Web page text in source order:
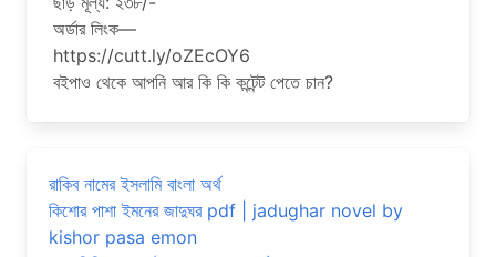
অর্ডার লিংক—
https://cutt.ly/oZEcOY6
বইপাও থেকে আপনি আর কি কি কন্টেন্ট পেতে চান?
রাকিব নামের ইসলামি বাংলা অর্থ
কিশোর পাশা ইমনের জাদুঘর pdf | jadughar novel by
kishor pasa emon